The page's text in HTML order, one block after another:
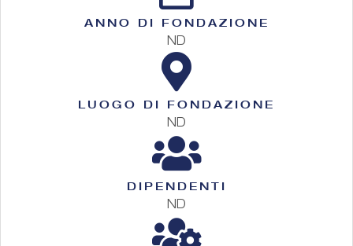
ANNO DI FONDAZIONE
ND
LUOGO DI FONDAZIONE
ND
DIPENDENTI
ND